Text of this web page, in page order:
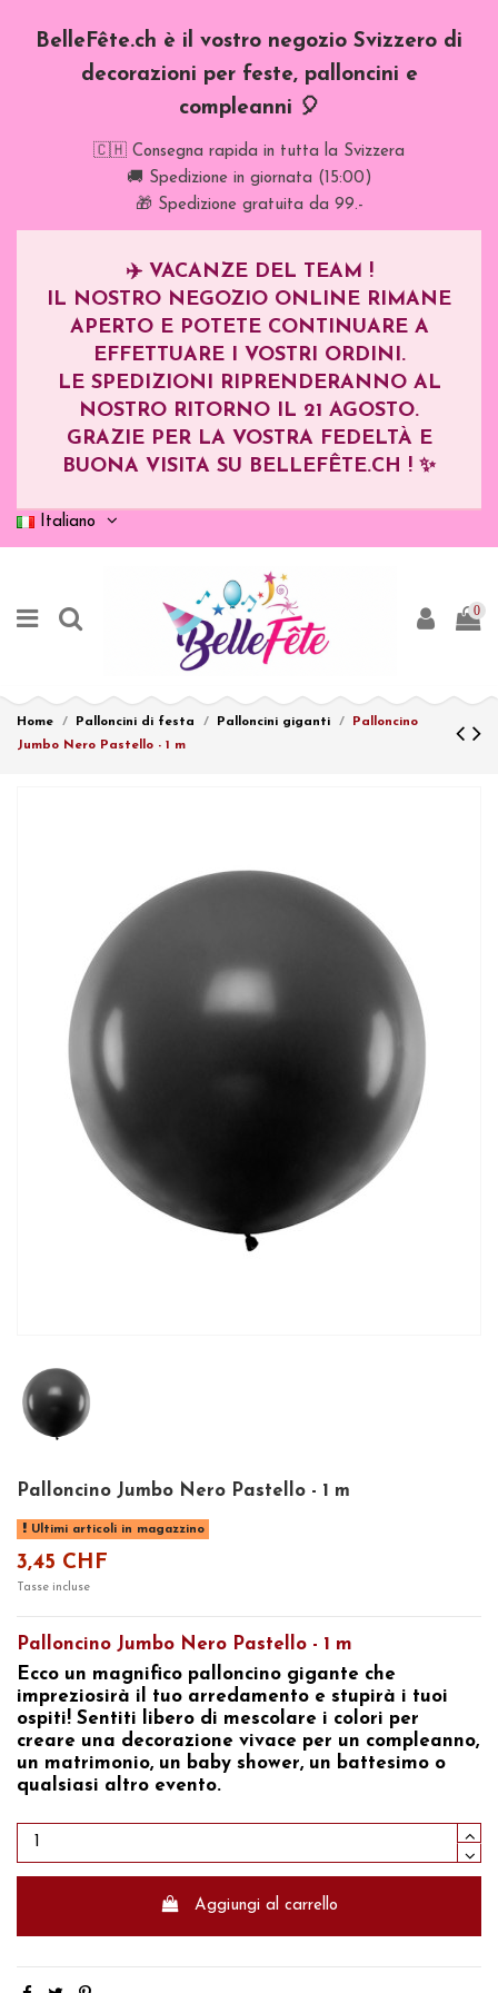
BelleFête.ch è il vostro negozio Svizzero di
decorazioni per feste, palloncini e
compleanni 🎈
🇨🇭 Consegna rapida in tutta la Svizzera
🚚 Spedizione in giornata (15:00)
🎁 Spedizione gratuita da 99.-
✈️ VACANZE DEL TEAM !
IL NOSTRO NEGOZIO ONLINE RIMANE
APERTO E POTETE CONTINUARE A
EFFETTUARE I VOSTRI ORDINI.
LE SPEDIZIONI RIPRENDERANNO AL
NOSTRO RITORNO IL 21 AGOSTO.
GRAZIE PER LA VOSTRA FEDELTÀ E
BUONA VISITA SU BELLEFÊTE.CH ! ✨
Italiano
0
Home Palloncini di festa Palloncini giganti
Palloncino
Jumbo Nero Pastello - 1 m
Palloncino Jumbo Nero Pastello - 1 m
Ultimi articoli in magazzino
3,45 CHF
Tasse incluse
Palloncino Jumbo Nero Pastello - 1 m
Ecco un magnifico palloncino gigante che
impreziosirà il tuo arredamento e stupirà i tuoi
ospiti! Sentiti libero di mescolare i colori per
creare una decorazione vivace per un compleanno,
un matrimonio, un baby shower, un battesimo o
qualsiasi altro evento.
Aggiungi al carrello